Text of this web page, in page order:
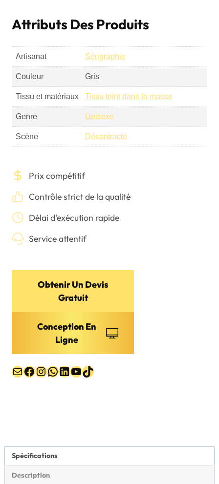
Attributs Des Produits
Artisanat Sérigraphie
Couleur Gris
Tissu et matériaux Tissu teint dans la masse
Genre Unisexe
Scène Décontracté
Prix compétitif
Contrôle strict de la qualité
Délai d'exécution rapide
Service attentif
Obtenir Un Devis
Gratuit
Conception En
Ligne
E-mailFacebook
Instagram
WhatsApp
LinkedIn
YouTube
TikTok
Spécifications
Description